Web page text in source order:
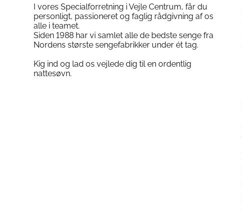
I vores Specialforretning i Vejle Centrum, får du
personligt, passioneret og faglig rådgivning af os
alle i teamet.
Siden 1988 har vi samlet alle de bedste senge fra
Nordens største sengefabrikker under ét tag.
Kig ind og lad os vejlede dig til en ordentlig
nattesøvn.